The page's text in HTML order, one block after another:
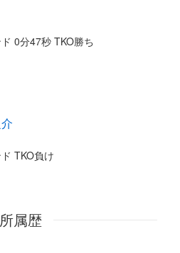
0分47秒 TKO勝ち
TKO負け
所属歴